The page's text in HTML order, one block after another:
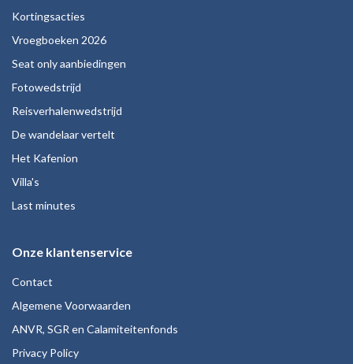
Kortingsacties
Vroegboeken 2026
Seat only aanbiedingen
Fotowedstrijd
Reisverhalenwedstrijd
De wandelaar vertelt
Het Kafenion
Villa's
Last minutes
Onze klantenservice
Contact
Algemene Voorwaarden
ANVR, SGR en Calamiteitenfonds
Privacy Policy